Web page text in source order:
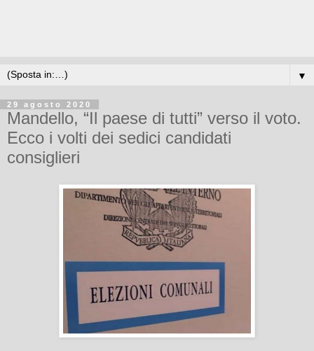
▼
29 agosto 2020
Mandello, “Il paese di tutti” verso il voto.
Ecco i volti dei sedici candidati
consiglieri